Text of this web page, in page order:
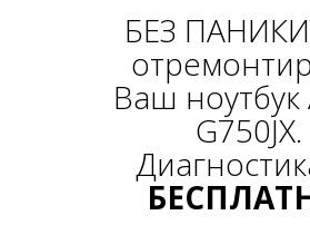
БЕЗ
Ваш ноутбук
G750JX.